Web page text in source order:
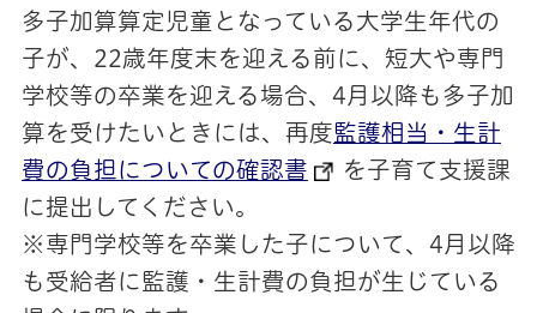
多子加算算定児童となっている大学生年代の
子が、22歳年度末を迎える前に、短大や専門
学校等の卒業を迎える場合、4月以降も多子加
算を受けたいときには、再度監護相当・生計
費の負担についての確認書
を子育て支援課
に提出してください。
※専門学校等を卒業した子について、4月以降
も受給者に監護・生計費の負担が生じている